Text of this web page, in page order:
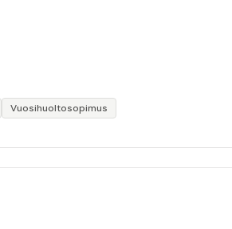
Vuosihuoltosopimus